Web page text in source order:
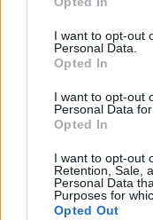
I want to opt-out
Personal Data.
Opted In
I want to opt-out
Personal Data
Opted In
I want to opt-out
Retention, Sale,
Personal Data
Purposes for
Opted Out
Al primo torneo
per l'occasione:
Tautahi
all'italiana
La prima e la
alla finale per il